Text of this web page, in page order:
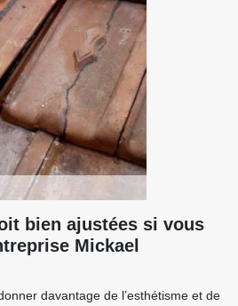
bien ajustées si vous
Mickael
davantage de l’esthétisme et de